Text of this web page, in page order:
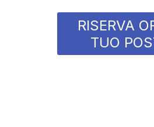
RISERVA
TUO